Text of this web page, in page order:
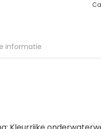
informatie